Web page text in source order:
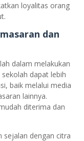
loyalitas orang
dan
dalam melakukan
dapat lebih
baik melalui media
lainnya.
diterima dan
sejalan dengan citra